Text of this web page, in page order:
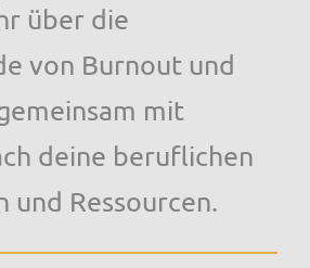
über die
von Burnout und
mit
deine beruflichen
und Ressourcen.